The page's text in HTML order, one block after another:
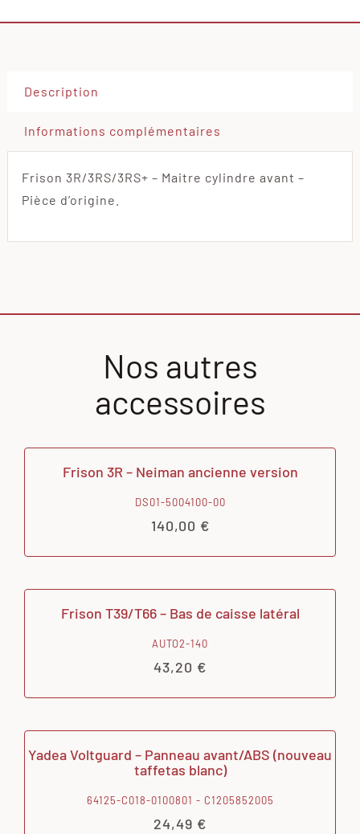
Description
Informations complémentaires
Frison 3R/3RS/3RS+ – Maitre cylindre avant –
Pièce d’origine.
Nos autres
accessoires
Frison 3R – Neiman ancienne version
DS01-5004100-00
140,00 €
Frison T39/T66 – Bas de caisse latéral
AUTO2-140
43,20 €
Yadea Voltguard – Panneau avant/ABS (nouveau
taffetas blanc)
64125-C018-0100801 - C1205852005
24,49 €